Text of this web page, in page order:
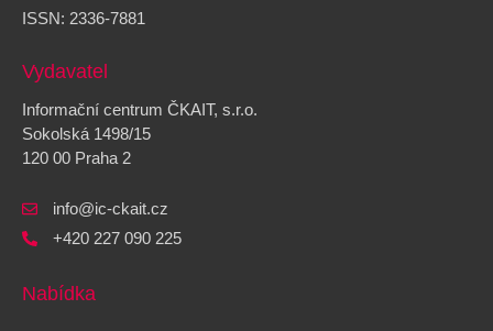
ISSN: 2336-7881
Vydavatel
Informační centrum ČKAIT, s.r.o.
Sokolská 1498/15
120 00 Praha 2
info@ic-ckait.cz
+420 227 090 225
Nabídka